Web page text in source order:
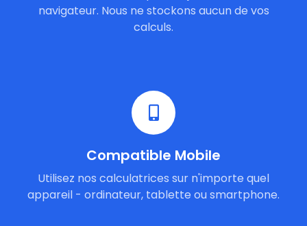
navigateur. Nous ne stockons aucun de vos
calculs.
Compatible Mobile
Utilisez nos calculatrices sur n'importe quel
appareil - ordinateur, tablette ou smartphone.